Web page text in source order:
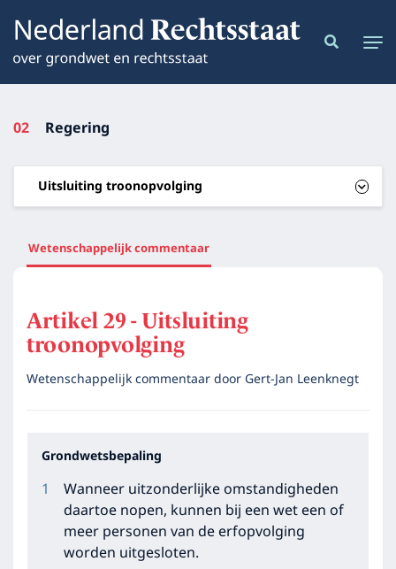
02 Regering
Uitsluiting troonopvolging
Wetenschappelijk commentaar
Artikel 29 - Uitsluiting
troonopvolging
Wetenschappelijk commentaar door Gert-Jan Leenknegt
Grondwetsbepaling
Wanneer uitzonderlijke omstandigheden
daartoe nopen, kunnen bij een wet een of
meer personen van de erfopvolging
worden uitgesloten.